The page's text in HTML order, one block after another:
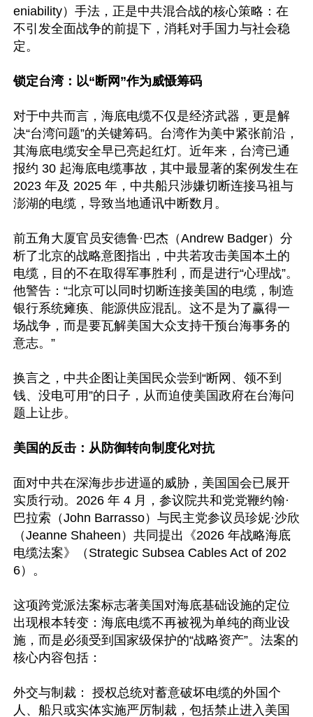
eniability）手法，正是中共混合战的核心策略：在
不引发全面战争的前提下，消耗对手国力与社会稳
定。
锁定台湾：以“断网”作为威慑筹码
对于中共而言，海底电缆不仅是经济武器，更是解
决“台湾问题”的关键筹码。台湾作为美中紧张前沿，
其海底电缆安全早已亮起红灯。近年来，台湾已通
报约 30 起海底电缆事故，其中最显著的案例发生在
2023 年及 2025 年，中共船只涉嫌切断连接马祖与
澎湖的电缆，导致当地通讯中断数月。
前五角大厦官员安德鲁·巴杰（Andrew Badger）分
析了北京的战略意图指出，中共若攻击美国本土的
电缆，目的不在取得军事胜利，而是进行“心理战”。
他警告：“北京可以同时切断连接美国的电缆，制造
银行系统瘫痪、能源供应混乱。这不是为了赢得一
场战争，而是要瓦解美国大众支持干预台海事务的
意志。”
换言之，中共企图让美国民众尝到“断网、领不到
钱、没电可用”的日子，从而迫使美国政府在台海问
题上让步。
美国的反击：从防御转向制度化对抗
面对中共在深海步步进逼的威胁，美国国会已展开
实质行动。2026 年 4 月，参议院共和党党鞭约翰·
巴拉索（John Barrasso）与民主党参议员珍妮·沙欣
（Jeanne Shaheen）共同提出《2026 年战略海底
电缆法案》（Strategic Subsea Cables Act of 202
6）。
这项跨党派法案标志著美国对海底基础设施的定位
出现根本转变：海底电缆不再被视为单纯的商业设
施，而是必须受到国家级保护的“战略资产”。法案的
核心内容包括：
外交与制裁： 授权总统对蓄意破坏电缆的外国个
人、船只或实体实施严厉制裁，包括禁止进入美国